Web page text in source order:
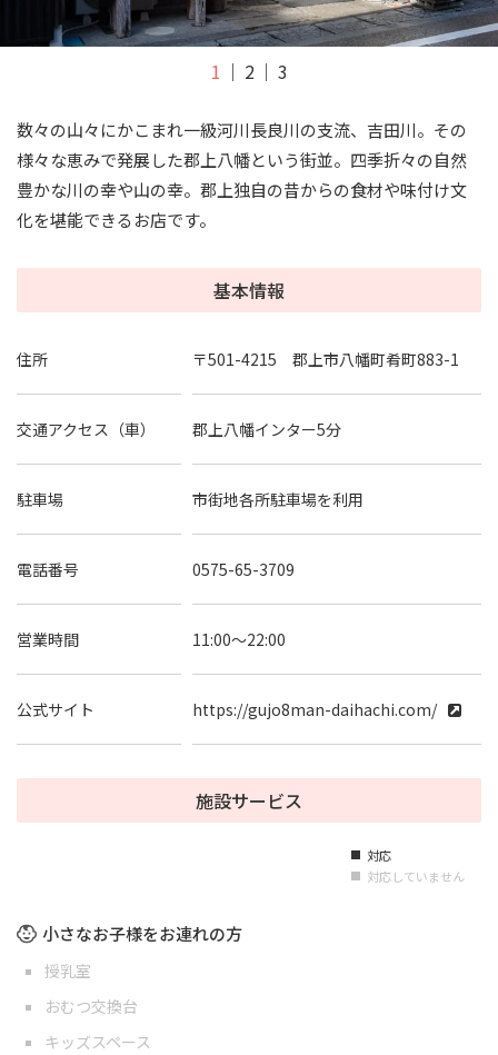
1 2 3
数々の山々にかこまれ一級河川長良川の支流、吉田川。その
様々な恵みで発展した郡上八幡という街並。四季折々の自然
豊かな川の幸や山の幸。郡上独自の昔からの食材や味付け文
化を堪能できるお店です。
基本情報
住所 〒501-4215 郡上市八幡町肴町883-1
交通アクセス（車） 郡上八幡インター5分
駐車場 市街地各所駐車場を利用
電話番号 0575-65-3709
営業時間 11:00～22:00
公式サイト https://gujo8man-daihachi.com/
施設サービス
■ 対応
■ 対応していません
小さなお子様をお連れの方
授乳室
おむつ交換台
キッズスペース